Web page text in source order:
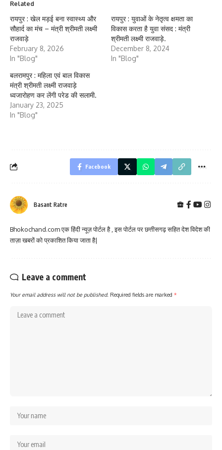
Related
रायपुर : खेल मड़ई बना स्वास्थ्य और
सौहार्द का मंच – मंत्री श्रीमती लक्ष्मी
राजवाड़े
February 8, 2026
In "Blog"
रायपुर : युवाओं के नेतृत्व क्षमता का
विकास करता है युवा संसद : मंत्री
श्रीमती लक्ष्मी राजवाड़े.
December 8, 2024
In "Blog"
बलरामपुर : महिला एवं बाल विकास
मंत्री श्रीमती लक्ष्मी राजवाड़े
ध्वजारोहण कर लेंगी परेड की सलामी.
January 23, 2025
In "Blog"
Facebook
Basant Ratre
Bhokochand.com एक हिंदी न्यूज़ पोर्टल है , इस पोर्टल पर छत्तीसगढ़ सहित देश विदेश की
ताज़ा खबरों को प्रकाशित किया जाता है|
Leave a comment
Your email address will not be published. Required fields are marked *